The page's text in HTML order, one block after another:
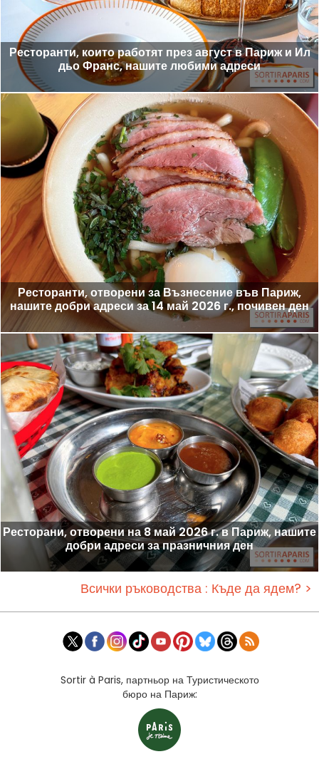
Ресторанти, които работят през август в Париж и Ил
дьо Франс, нашите любими адреси
Ресторанти, отворени за Възнесение във Париж,
нашите добри адреси за 14 май 2026 г., почивен ден
Ресторани, отворени на 8 май 2026 г. в Париж, нашите
добри адреси за празничния ден
Всички ръководства : Къде да ядем? >
Sortir à Paris, партньор на Туристическото
бюро на Париж: